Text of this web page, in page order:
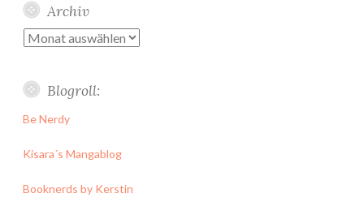
Archiv
Archiv
Blogroll:
Be Nerdy
Kisara´s Mangablog
Booknerds by Kerstin